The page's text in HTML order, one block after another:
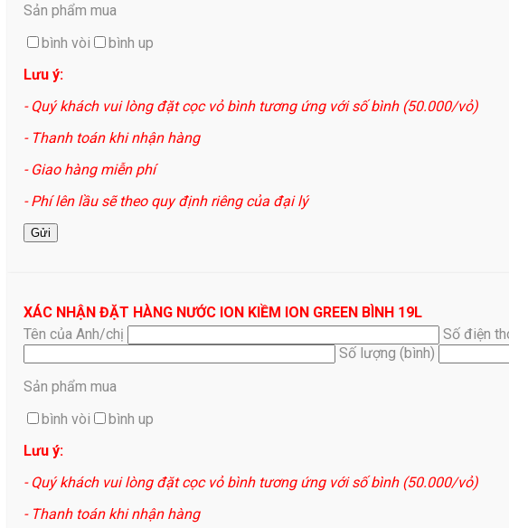
Sản phẩm mua
bình vòi
bình up
Lưu ý:
- Quý khách vui lòng đặt cọc vỏ bình tương ứng với số bình (50.000/vỏ)
- Thanh toán khi nhận hàng
- Giao hàng miễn phí
- Phí lên lầu sẽ theo quy định riêng của đại lý
XÁC NHẬN ĐẶT HÀNG NƯỚC ION KIỀM ION GREEN BÌNH 19L
Tên của Anh/chị
Số điện
Số lượng (bình)
Sản phẩm mua
bình vòi
bình up
Lưu ý:
- Quý khách vui lòng đặt cọc vỏ bình tương ứng với số bình (50.000/vỏ)
- Thanh toán khi nhận hàng